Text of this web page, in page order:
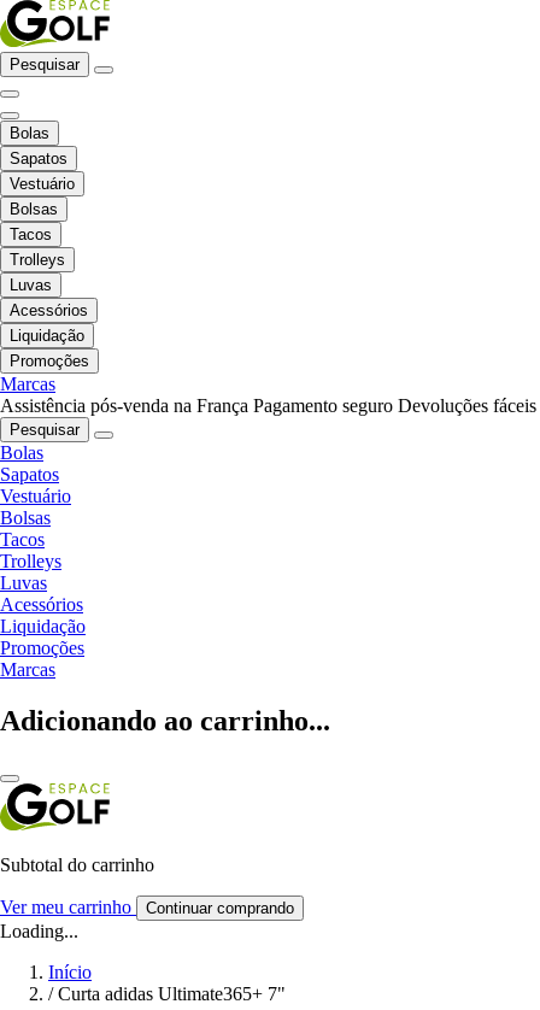
Pesquisar
Bolas
Sapatos
Vestuário
Bolsas
Tacos
Trolleys
Luvas
Acessórios
Liquidação
Promoções
Marcas
Assistência pós-venda na França Pagamento seguro Devoluções fáceis
Pesquisar
Bolas
Sapatos
Vestuário
Bolsas
Tacos
Trolleys
Luvas
Acessórios
Liquidação
Promoções
Marcas
Adicionando ao carrinho...
Subtotal do carrinho
Ver meu carrinho Continuar comprando
Loading...
Início
/ Curta adidas Ultimate365+ 7"